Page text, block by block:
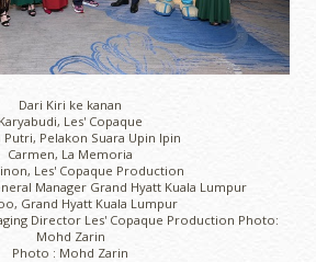
Dari Kiri ke kanan
Karyabudi, Les' Copaque
Putri, Pelakon Suara Upin Ipin
Carmen, La Memoria
Les' Copaque Production
Manager Grand Hyatt Kuala Lumpur
Grand Hyatt Kuala Lumpur
Director Les' Copaque Production Photo:
Mohd Zarin
Photo : Mohd Zarin